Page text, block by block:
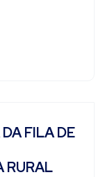
FILA DE
RURAL